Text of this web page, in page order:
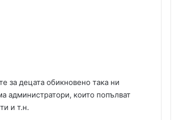
за децата обикновено така ни
администратори, които попълват
и т.н.